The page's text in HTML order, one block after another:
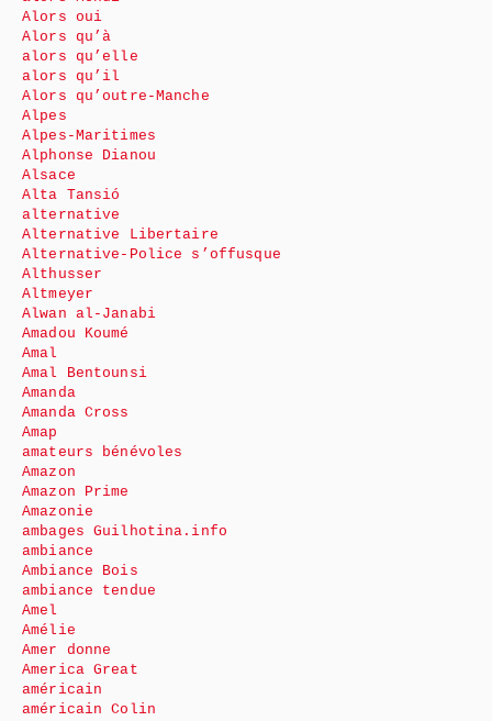
Alors oui
Alors qu’à
alors qu’elle
alors qu’il
Alors qu’outre-Manche
Alpes
Alpes-Maritimes
Alphonse Dianou
Alsace
Alta Tansió
alternative
Alternative Libertaire
Alternative-Police s’offusque
Althusser
Altmeyer
Alwan al-Janabi
Amadou Koumé
Amal
Amal Bentounsi
Amanda
Amanda Cross
Amap
amateurs bénévoles
Amazon
Amazon Prime
Amazonie
ambages Guilhotina.info
ambiance
Ambiance Bois
ambiance tendue
Amel
Amélie
Amer donne
America Great
américain
américain Colin